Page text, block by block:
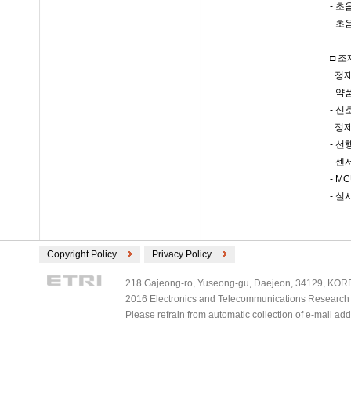
- 초
- 초
□ 조
. 정
- 약
- 신
. 정
- 선
- 센
-
- 실
Copyright Policy Privacy Policy
218 Gajeong-ro, Yuseong-gu, Daejeon, 34129,
2016 Electronics and Telecommunications
Please refrain from automatic collection of e-mail